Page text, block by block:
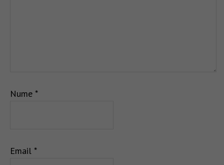
Nume *
Email *